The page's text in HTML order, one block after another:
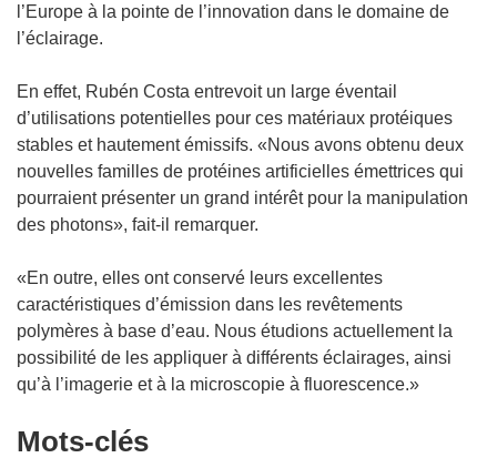
l’Europe à la pointe de l’innovation dans le domaine de
l’éclairage.
En effet, Rubén Costa entrevoit un large éventail
d’utilisations potentielles pour ces matériaux protéiques
stables et hautement émissifs. «Nous avons obtenu deux
nouvelles familles de protéines artificielles émettrices qui
pourraient présenter un grand intérêt pour la manipulation
des photons», fait-il remarquer.
«En outre, elles ont conservé leurs excellentes
caractéristiques d’émission dans les revêtements
polymères à base d’eau. Nous étudions actuellement la
possibilité de les appliquer à différents éclairages, ainsi
qu’à l’imagerie et à la microscopie à fluorescence.»
Mots‑clés